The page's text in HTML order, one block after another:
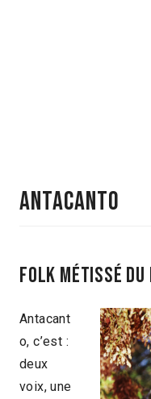
ANTACANTO
folk métissé du
Antacant
o, c’est :
deux
voix, une